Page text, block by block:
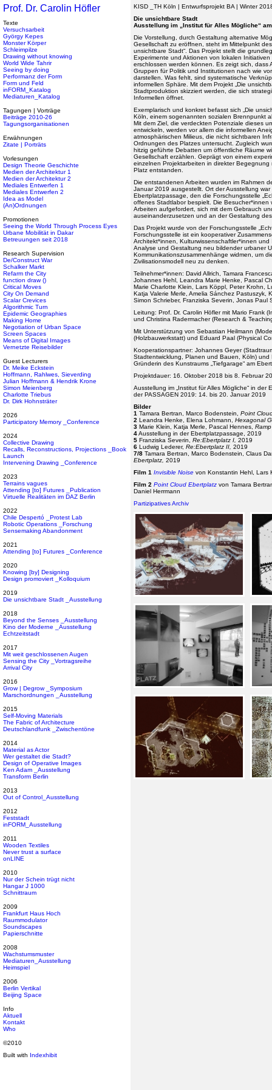
Prof. Dr. Carolin Höfler
Texte
Versuchsarbeit
György Kepes
Monster Körper
Schleimpilze
Drawing without knowing
World Wide Tahrir
Seeing by doing
Performanz der Form
Form und Feld
inFORM_Katalog
Mediaturen_Katalog
Tagungen | Vorträge
Beiträge 2010-26
Tagungsorganisationen
Erwähnungen
Zitate | Porträts
Vorlesungen
Design Theorie Geschichte
Medien der Architektur 1
Medien der Architektur 2
Mediales Entwerfen 1
Mediales Entwerfen 2
Idea as Model
(An)Ordnungen
Promotionen
Seeing the World Through Process Eyes
Urbane Mobilität in Dakar
Betreuungen seit 2018
Research Supervision
De/Construct War
Schalker Markt
Refarm the City
function draw ()
Critical Moves
City On Demand
Scalar Crevices
Algorithmic Turn
Epidemic Geographies
Making Home
Negotiation of Urban Space
Screen Spaces
Means of Digital Images
Vernetzte Reisebilder
Guest Lecturers
Dr. Meike Eckstein
Hoffmann, Rahlwes, Sieverding
Julian Hoffmann & Hendrik Krone
Simon Meienberg
Charlotte Triebus
Dr. Dirk Hohnsträter
2026
Participatory Memory _Conference
2024
Collective Drawing
Recalls, Reconstructions, Projections _Book
Launch
Intervening Drawing _Conference
2023
Terrains vagues
Attending [to] Futures _Publication
Virtuelle Realitäten im DAZ Berlin
2022
Chile Despertó _Protest Lab
Robotic Operations _Forschung
Sensemaking Abandonment
2021
Attending [to] Futures _Conference
2020
Knowing [by] Designing
Design promoviert _Kolloquium
2019
Die unsichtbare Stadt _Ausstellung
2018
Beyond the Senses _Ausstellung
Kino der Moderne _Ausstellung
Echtzeitstadt
2017
Mit weit geschlossenen Augen
Sensing the City _Vortragsreihe
Arrival City
2016
Grow | Degrow _Symposium
Marschordnungen _Ausstellung
2015
Self-Moving Materials
The Fabric of Architecture
Deutschlandfunk _Zwischentöne
2014
Material as Actor
Wer gestaltet die Stadt?
Design of Operative Images
Ken Adam _Ausstellung
Transform Berlin
2013
Out of Control_Ausstellung
2012
Feststadt
inFORM_Ausstellung
2011
Wooden Textiles
Never trust a surface
onLINE
2010
Nur der Schein trügt nicht
Hangar J 1000
Schnittraum
2009
Frankfurt Haus Hoch
Raummodulator
Soundscapes
Papierschnitte
2008
Wachstumsmuster
Mediaturen_Ausstellung
Heimspiel
2006
Berlin Vertikal
Beijing Space
Info
Aktuell
Kontakt
Who
©2010
Built with Indexhibit
KISD _TH Köln | Entwurfsprojekt BA | Winter
Die unsichtbare Stadt
Ausstellung im „Institut für Alles Mögliche“
Die Vorstellung, durch Gestaltung alternative
Gesellschaft zu eröffnen, steht im Mittelpunkt
unsichtbare Stadt“. Das Projekt stellt die
Experimente und Aktionen von lokalen
erschlossen werden können. Es zeigt sich, dass
Gruppen für Politik und Institutionen nach wie
darstellen. Was fehlt, sind systematische
informellen Sphäre. Mit dem Projekt „Die
Stadtproduktion skizziert werden, die sich
Informellen öffnet.
Exemplarisch und konkret befasst sich „Die
Köln, einem sogenannten sozialen Brennpunkt
Mit dem Ziel, die verdeckten Potenziale dieses
entwickeln, werden vor allem die informellen
atmosphärischen Milieus, die nicht sichtbaren
Ordnungen des Platzes untersucht. Zugleich
hitzig geführte Debatten um öffentliche Räume
Gesellschaft erzählen. Geprägt von einem
einzelnen Projektarbeiten in direkter Begegnung
Platz entstanden.
Die entstandenen Arbeiten wurden im Rahmen
Januar 2019 ausgestellt. Ort der Ausstellung
Ebertplatzpassage, den die Forschungsstelle
offenes Stadtlabor bespielt. Die Besucher*innen
Arbeiten aufgefordert, sich mit dem Gebrauch
auseinanderzusetzen und an der Gestaltung
Das Projekt wurde von der Forschungsstelle
Forschungsstelle ist ein kooperativer
Architekt*innen, Kulturwissenschaftler*innen
Analyse und Gestaltung neu bildender urbaner
Kommunikationszusammenhänge widmen, um
Zivilisationsmodell neu zu denken.
Teilnehmer*innen: David Allrich, Tamara
Johannes Hehl, Leandra Marie Henke, Pascal
Marie Charlotte Klein, Lars Köppl, Peter Krohn,
Katja Valerie Merle, Amelia Sánchez Pastuszyk,
Simon Schrieber, Franziska Severin, Jonas Paul
Leitung: Prof. Dr. Carolin Höfler mit Mario Frank
und Christina Radermacher (Research &
Mit Unterstützung von Sebastian Heilmann
(Holzbauwerkstatt) und Eduard Paal (Physical
Kooperationspartner: Johannes Geyer
Stadtentwicklung, Planen und Bauen, Köln) und
Gründerin des Kunstraums „Tiefgarage“ am
Projektdauer: 16. Oktober 2018 bis 8. Februar
Ausstellung im „Institut für Alles Mögliche“ in der
der PASSAGEN 2019: 14. bis 20. Januar 2019
Bilder
1 Tamara Bertran, Marco Bodenstein, Point
2 Leandra Henke, Elena Lohmann, Hexagonal
3 Marie Klein, Katja Merle, Pascal Hennes,
4Ausstellung in der Ebertplatzpassage, 2019
5 Franziska Severin, Re:Ebertplatz I, 2019
6 Ludwig Lederer, Re:Ebertplatz II, 2019
7/8 Tamara Bertran, Marco Bodenstein, Claus
Ebertplatz, 2019
Film 1 Invisible Noise von Konstantin Hehl, Lars
Film 2 Point Cloud Ebertplatz von Tamara
Daniel Herrmann
Partizipatives Archiv